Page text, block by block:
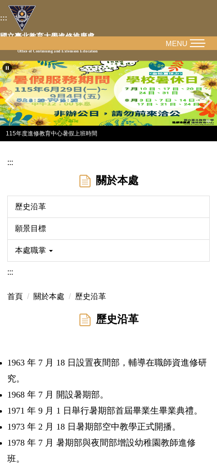
跳
到
主
容
區
:::
國立臺北教育大學進修推廣處
Office of Continuing and Extension Education
115年度進修教育中心暑假上班時間
MENU
:::
關於本處
歷史沿革
願景目標
本處職掌
:::
首頁 關於本處 歷史沿革
歷史沿革
1963 年 7 月 18 日設置夜間部，輔導在職師資進修研
究。
1968 年 7 月 開設暑期部。
1971 年 9 月 1 日舉行暑期部首屆畢業生畢業典禮。
1973 年 2 月 18 日暑期部空中教學正式開播。
1978 年 7 月 暑期部與夜間部增設幼稚園教師進修
班。